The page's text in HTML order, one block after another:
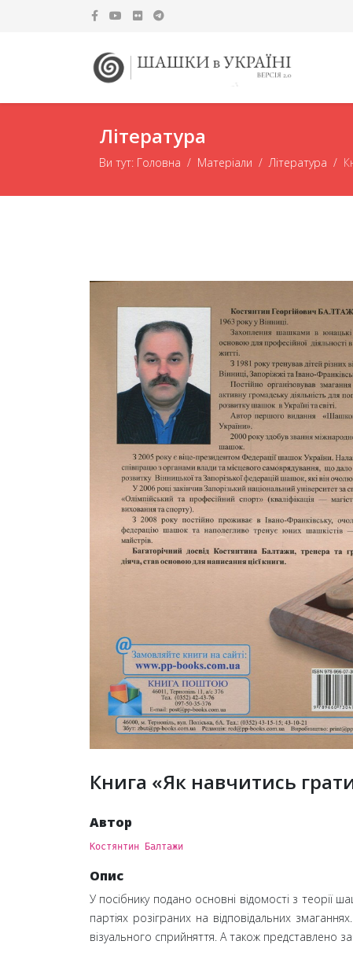
Література
Ви тут: Головна Матеріали Література
Книга «Як навчитись
Автор
Костянтин Балтажи
Опис
У посібнику подано основні відомості з теорії
партіях розіграних на відповідальних
візуального сприйняття. А також представлено